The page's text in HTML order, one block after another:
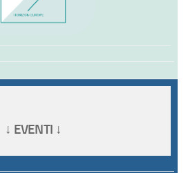
↓ EVENTI ↓